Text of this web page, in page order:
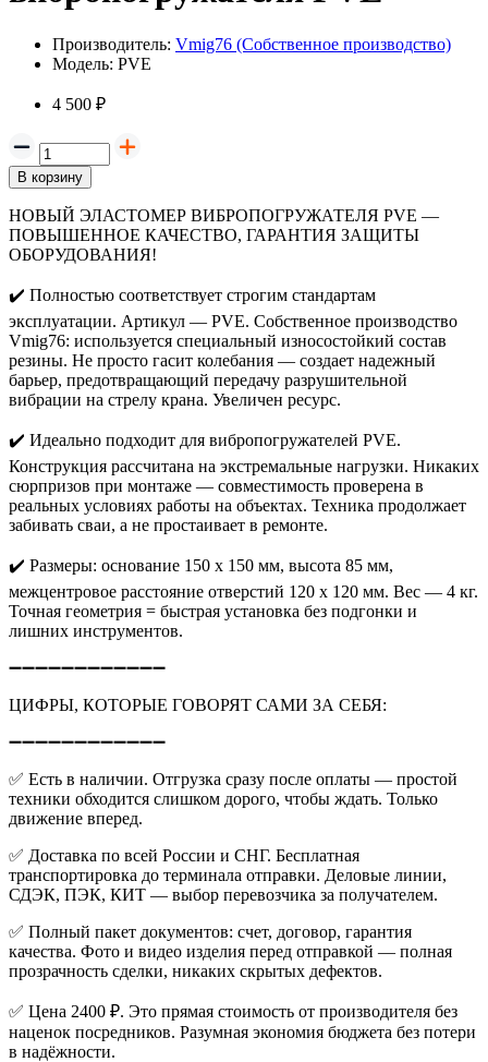
Производитель: Vmig76 (Собственное производство)
Модель: PVE
4 500 ₽
В корзину
НОВЫЙ ЭЛАСТОМЕР ВИБРОПОГРУЖАТЕЛЯ PVE —
ПОВЫШЕННОЕ КАЧЕСТВО, ГАРАНТИЯ ЗАЩИТЫ
ОБОРУДОВАНИЯ!
✔️ Полностью соответствует строгим стандартам
эксплуатации. Артикул — PVE. Собственное производство
Vmig76: используется специальный износостойкий состав
резины. Не просто гасит колебания — создает надежный
барьер, предотвращающий передачу разрушительной
вибрации на стрелу крана. Увеличен ресурс.
✔️ Идеально подходит для вибропогружателей PVE.
Конструкция рассчитана на экстремальные нагрузки. Никаких
сюрпризов при монтаже — совместимость проверена в
реальных условиях работы на объектах. Техника продолжает
забивать сваи, а не простаивает в ремонте.
✔️ Размеры: основание 150 х 150 мм, высота 85 мм,
межцентровое расстояние отверстий 120 х 120 мм. Вес — 4 кг.
Точная геометрия = быстрая установка без подгонки и
лишних инструментов.
➖➖➖➖➖➖➖➖➖➖➖➖
ЦИФРЫ, КОТОРЫЕ ГОВОРЯТ САМИ ЗА СЕБЯ:
➖➖➖➖➖➖➖➖➖➖➖➖
✅ Есть в наличии. Отгрузка сразу после оплаты — простой
техники обходится слишком дорого, чтобы ждать. Только
движение вперед.
✅ Доставка по всей России и СНГ. Бесплатная
транспортировка до терминала отправки. Деловые линии,
СДЭК, ПЭК, КИТ — выбор перевозчика за получателем.
✅ Полный пакет документов: счет, договор, гарантия
качества. Фото и видео изделия перед отправкой — полная
прозрачность сделки, никаких скрытых дефектов.
✅ Цена 2400 ₽. Это прямая стоимость от производителя без
наценок посредников. Разумная экономия бюджета без потери
в надёжности.